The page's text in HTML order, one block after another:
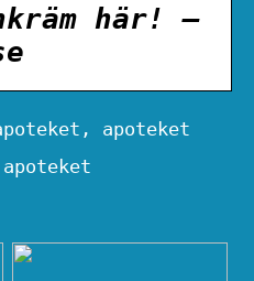
här! –
apoteket
apoteket